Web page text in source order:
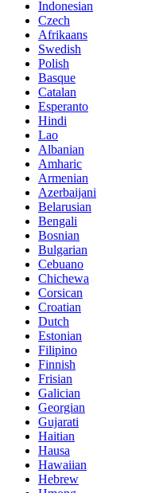
Indonesian
Czech
Afrikaans
Swedish
Polish
Basque
Catalan
Esperanto
Hindi
Lao
Albanian
Amharic
Armenian
Azerbaijani
Belarusian
Bengali
Bosnian
Bulgarian
Cebuano
Chichewa
Corsican
Croatian
Dutch
Estonian
Filipino
Finnish
Frisian
Galician
Georgian
Gujarati
Haitian
Hausa
Hawaiian
Hebrew